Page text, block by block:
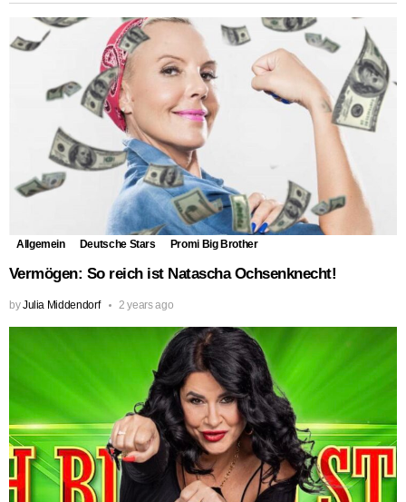
Allgemein Deutsche Stars Promi Big Brother
Vermögen: So reich ist Natascha Ochsenknecht!
byJulia Middendorf 2 years ago